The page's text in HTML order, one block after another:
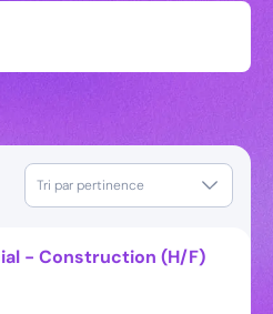
Tri par pertinence
- Construction (H/F)